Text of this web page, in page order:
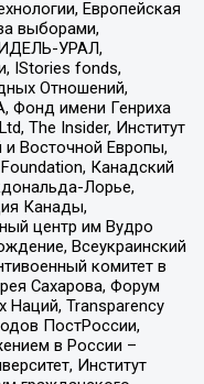
Европейская
выборами,
УРАЛ,
IStories fonds,
Отношений,
имени Генриха
The Insider, Институт
Восточной Европы,
Канадский
Лорье,
Канады,
центр им Вудро
Всеукраинский
комитет в
Сахарова, Форум
Наций, Transparеncy
ПостРоссии,
в России –
Институт